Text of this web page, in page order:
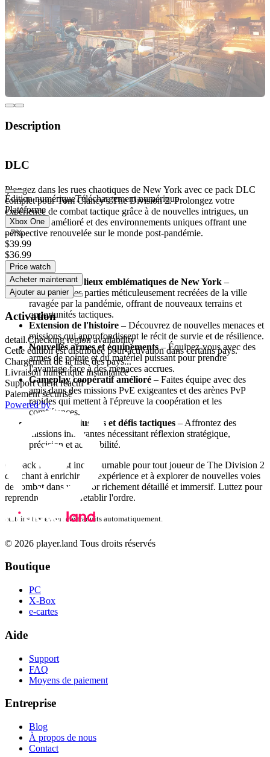
Description
Division 2
Plongez dans les rues chaotiques de New York avec ce pack DLC
complet pour Tom Clancy's The Division 2. Prolongez votre
expérience de combat tactique grâce à de nouvelles intrigues, un
équipement amélioré et des environnements uniques offrant une
perspective renouvelée sur le monde post-pandémie.
Caractéristiques principales :
Explorez des lieux emblématiques de New York –
Parcourez des parties méticuleusement recréées de la ville
ravagée par la pandémie, offrant de nouveaux terrains et
opportunités tactiques.
Extension de l'histoire – Découvrez de nouvelles menaces et
missions qui approfondissent le récit de survie et de résilience.
Nouvelles armes et équipements– Équipez-vous avec des
armes de pointe et du matériel puissant pour prendre
l'avantage face à des menaces accrues.
Gameplay coopératif amélioré – Faites équipe avec des
amis dans des missions PvE exigeantes et des arènes PvP
rapides qui mettent à l'épreuve la coopération et les
compétences.
Missions exclusives et défis tactiques – Affrontez des
missions innovantes nécessitant réflexion stratégique,
précision et adaptabilité.
Ce pack DLC est incontournable pour tout joueur de The Division 2
cherchant à enrichir son expérience et à explorer de nouvelles voies
de combat dans un décor richement détaillé et immersif. Luttez pour
reprendre la ville et rétablir l'ordre.
certains textes ont été traduits automatiquement.
DLC
Édition numériqueTéléchargement numérique
Plateforme
Xbox One
- 7%
$39.99
$36.99
Price watch
Acheter maintenant
Ajouter au panier
Activation
detail.Checking region availability
Cette édition est distribuée pour activation dans certains pays.
Chargement de la liste des pays...
Livraison numérique instantanée
Support client réactif
Paiement sécurisé
Powered by
© 2026 player.land Tous droits réservés
Boutique
PC
X-Box
e-cartes
Aide
Support
FAQ
Moyens de paiement
Entreprise
Blog
À propos de nous
Contact